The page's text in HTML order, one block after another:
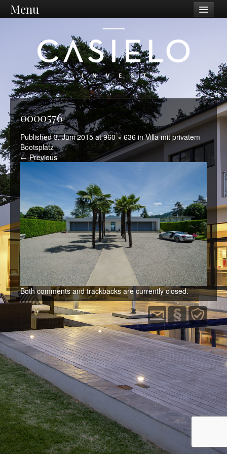
Menu
Philosophie
Vision / Mission
Dienstleistungen
Unternehmen
Standort Ostschweiz
Was wir tun
Ankauf
Sanierungen
Projektentwicklung
Immobilien
Kontakt
0000576
Published3. Juni 2015at960 × 636inVilla mit privatem
Bootsplatz
← Previous
Both comments and trackbacks are currently closed.